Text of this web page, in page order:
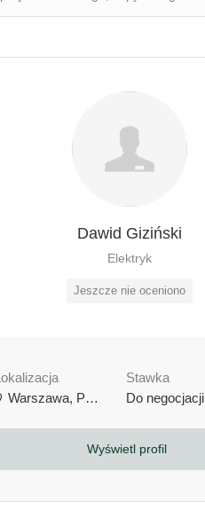
Dawid Giziński
Elektryk
Jeszcze nie oceniono
Lokalizacja
Warszawa, Polska
Stawka
Do negocjacji
Wyświetl profil